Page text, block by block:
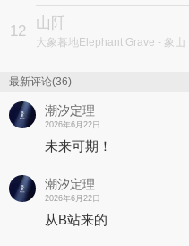
12 山阡
大象暮地Elephant Grave - 象山
最新评论(36)
潮汐定理
2026年6月22日
未来可期！
潮汐定理
2026年6月22日
从B站来的